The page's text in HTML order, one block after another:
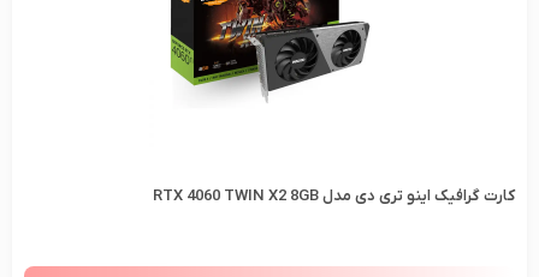
کارت گرافیک اینو تری دی مدل RTX 4060 TWIN X2 8GB